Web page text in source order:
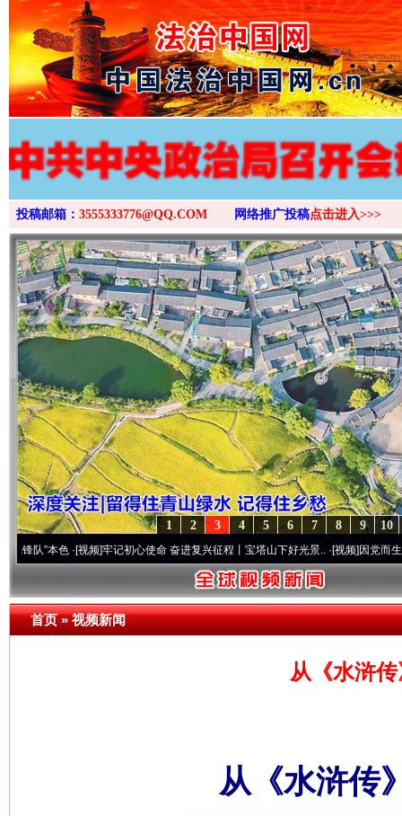
>
投稿邮箱： 3555333776@QQ.COM 网络推广投稿点击进入>>>
10
9
8
7
6
5
4
3
2
1
·[视频]牢记初心使命 奋进复兴征程丨宝塔山下好光景..·[视频]因党而生 为党而战
首页»视频新闻
从《水浒
从《水浒传